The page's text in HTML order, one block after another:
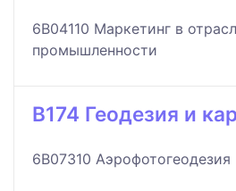
6B04110 Маркетинг в
промышленности
B174 Геодезия и
6B07310 Аэрофотогеодезия